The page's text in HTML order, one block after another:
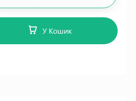
У Кошик